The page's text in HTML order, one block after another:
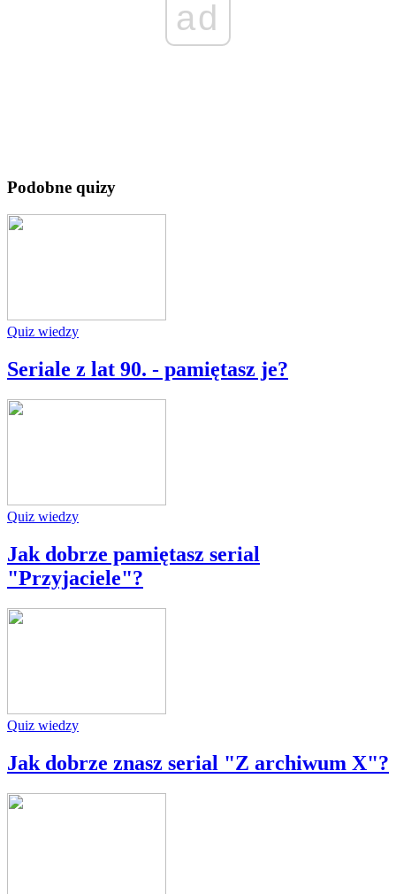
ad
Podobne quizy
Quiz wiedzy
Seriale z lat 90. - pamiętasz je?
Quiz wiedzy
Jak dobrze pamiętasz serial
"Przyjaciele"?
Quiz wiedzy
Jak dobrze znasz serial "Z archiwum X"?